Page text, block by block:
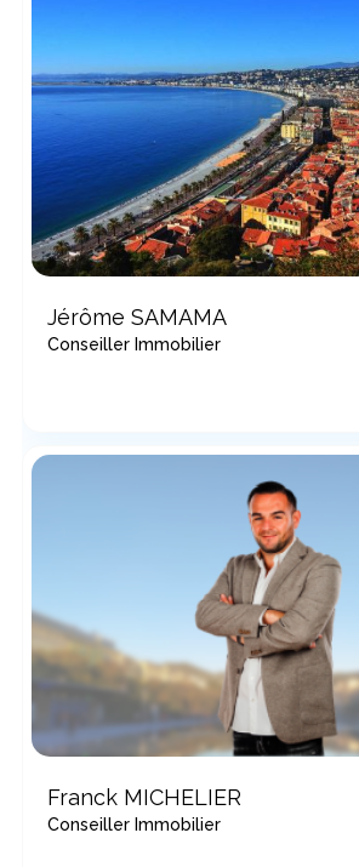
Jérôme SAMAMA
Conseiller Immobilier
Franck MICHELIER
Conseiller Immobilier